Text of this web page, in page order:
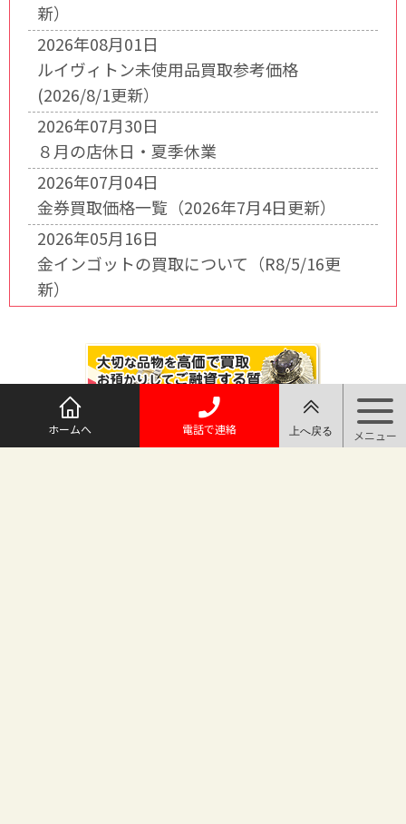
新）
2026年08月01日
ルイヴィトン未使用品買取参考価格
(2026/8/1更新）
2026年07月30日
８月の店休日・夏季休業
2026年07月04日
金券買取価格一覧（2026年7月4日更新）
2026年05月16日
金インゴットの買取について（R8/5/16更
新）
ホームへ 電話で連絡